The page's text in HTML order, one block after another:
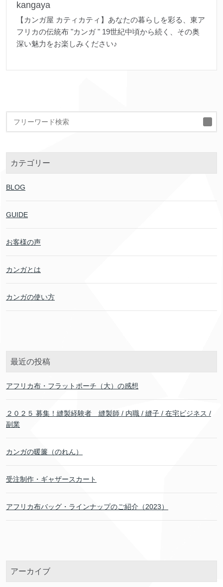
kangaya
【カンガ屋 カティカティ】あなたの暮らしを彩る、東ア
フリカの伝統布 "カンガ " 19世紀中頃から続く、その奥
深い魅力をお楽しみください♪
カテゴリー
BLOG
GUIDE
お客様の声
カンガとは
カンガの使い方
最近の投稿
アフリカ布・フラットポーチ（大）の感想
２０２５ 募集！縫製経験者 縫製師 / 内職 / 縫子 / 在宅ビジネス /
副業
カンガの暖簾（のれん）
受注制作・ギャザースカート
アフリカ布バッグ・ラインナップのご紹介（2023）
アーカイブ